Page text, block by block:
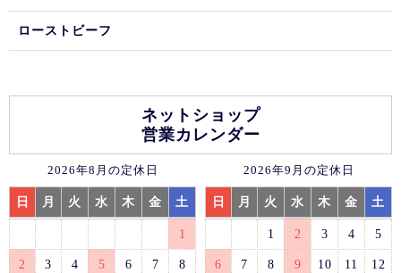
ローストビーフ
ネットショップ
営業カレンダー
2026年8月の定休日
日 月 火 水 木 金 土
1
2 3 4 5 6 7 8
2026年9月の定休日
日 月 火 水 木 金 土
1 2 3 4 5
6 7 8 9 10 11 12